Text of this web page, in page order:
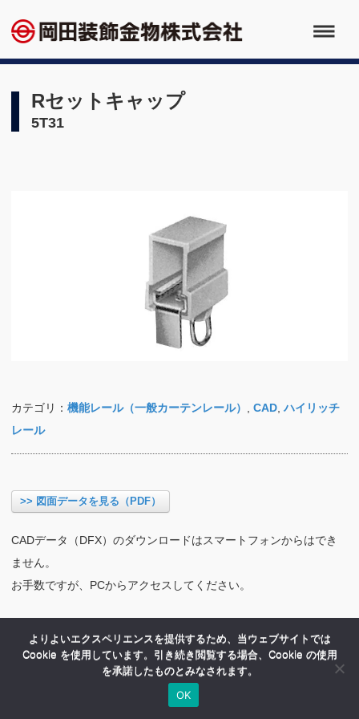
Rセットキャップ
5T31
カテゴリ： 機能レール（一般カーテンレール） CAD ,ハイリッチ
レール
>> 図面データを見る（PDF）
CADデータ（DFX）のダウンロードはスマートフォンからはでき
ません。
お手数ですが、PCからアクセスしてください。
よりよいエクスペリエンスを提供するため、当ウェブサイトでは
Cookie を使用しています。引き続き閲覧する場合、Cookie の使用
を承諾したものとみなされます。
OK